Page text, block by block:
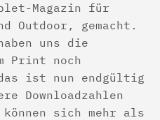
Magazin für
Outdoor, gemacht.
uns die
Print noch
ist nun endgültig
Downloadzahlen
können sich mehr als